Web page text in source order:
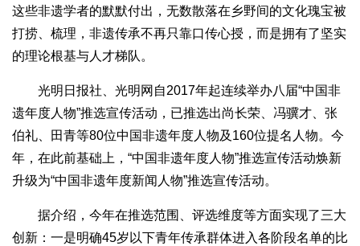
这些非遗学者的默默付出，无数散落在乡野间的文化瑰宝被
打捞、梳理，非遗传承不再只靠口传心授，而是拥有了坚实
的理论根基与人才梯队。
光明日报社、光明网自2017年起连续举办八届“中国非
遗年度人物”推选宣传活动，已推选出尚长荣、冯骥才、张
伯礼、田青等80位中国非遗年度人物及160位提名人物。今
年，在此前基础上，“中国非遗年度人物”推选宣传活动焕新
升级为“中国非遗年度新闻人物”推选宣传活动。
据介绍，今年在推选范围、评选维度等方面实现了三大
创新：一是明确45岁以下青年传承群体进入各阶段名单的比